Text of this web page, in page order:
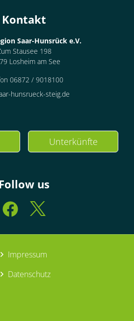
Kontakt
Saar-Hunsrück e.V.
Stausee 198
Losheim am See
06872 / 9018100
hunsrueck-steig.de
Unterkünfte
Follow us
Impressum
Datenschutz